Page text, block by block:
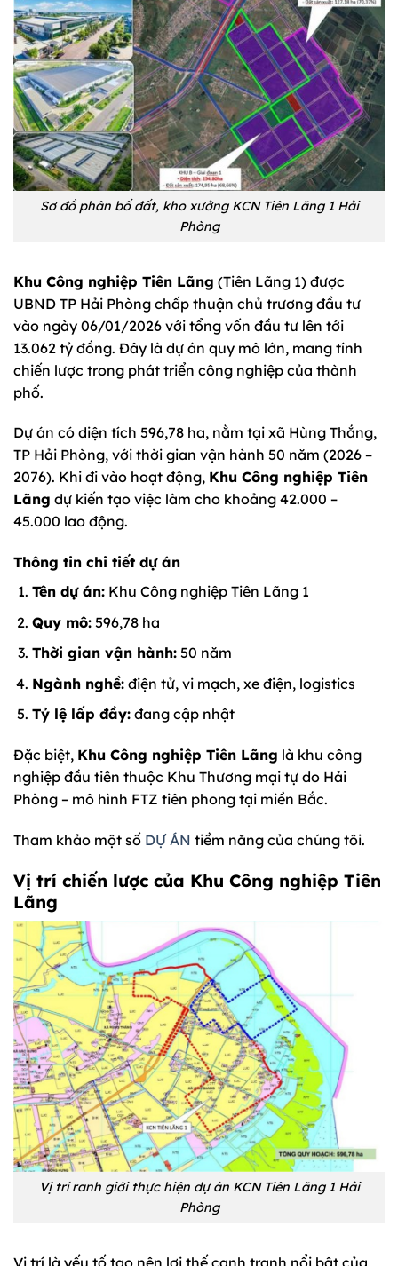
Sơ đồ phân bố đất, kho xưởng KCN Tiên Lãng 1 Hải
Phòng
Khu Công nghiệp Tiên Lãng (Tiên Lãng 1) được
UBND TP Hải Phòng chấp thuận chủ trương đầu tư
vào ngày 06/01/2026 với tổng vốn đầu tư lên tới
13.062 tỷ đồng. Đây là dự án quy mô lớn, mang tính
chiến lược trong phát triển công nghiệp của thành
phố.
Dự án có diện tích 596,78 ha, nằm tại xã Hùng Thắng,
TP Hải Phòng, với thời gian vận hành 50 năm (2026 –
2076). Khi đi vào hoạt động, Khu Công nghiệp Tiên
Lãng dự kiến tạo việc làm cho khoảng 42.000 –
45.000 lao động.
Thông tin chi tiết dự án
Tên dự án:Khu Công nghiệp Tiên Lãng 1
Quy mô:596,78 ha
Thời gian vận hành:50 năm
Ngành nghề:điện tử, vi mạch, xe điện, logistics
Tỷ lệ lấp đầy:đang cập nhật
Đặc biệt, Khu Công nghiệp Tiên Lãng là khu công
nghiệp đầu tiên thuộc Khu Thương mại tự do Hải
Phòng – mô hình FTZ tiên phong tại miền Bắc.
Tham khảo một số DỰ ÁN tiềm năng của chúng tôi.
Vị trí chiến lược của Khu Công nghiệp Tiên
Lãng
Vị trí ranh giới thực hiện dự án KCN Tiên Lãng 1 Hải
Phòng
Vị trí là yếu tố tạo nên lợi thế cạnh tranh nổi bật của